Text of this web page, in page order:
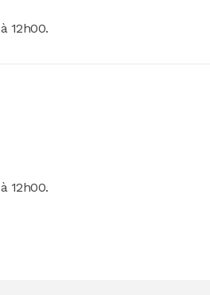
12h00.
12h00.